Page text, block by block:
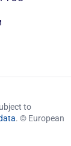
to
. © European